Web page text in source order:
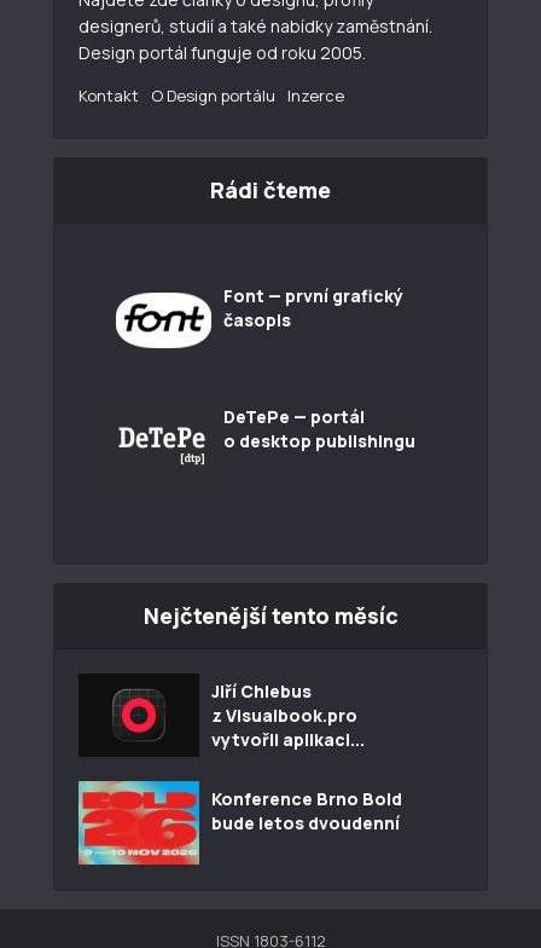
designerů, studií a také nabídky zaměstnání.
Design portál funguje od roku 2005.
Kontakt O Design portálu Inzerce
Rádi čteme
Font — první grafický
časopis
DeTePe — portál
o desktop publishingu
Nejčtenější tento měsíc
Jiří Chlebus
z Visualbook.pro
vytvořil aplikaci...
Konference Brno Bold
bude letos dvoudenní
ISSN 1803-6112